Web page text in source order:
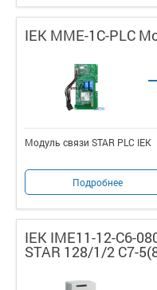
IEK MME-1C-PLC
Модуль связи STAR PLC IEK
Подробнее
IEK IME11-12-C6-
STAR 128/1/2 С7-